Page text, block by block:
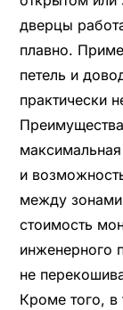
дверцы
плавно.
петель и
практически
максимальная
и
между
стоимость
инженерного
не
Кроме того, в